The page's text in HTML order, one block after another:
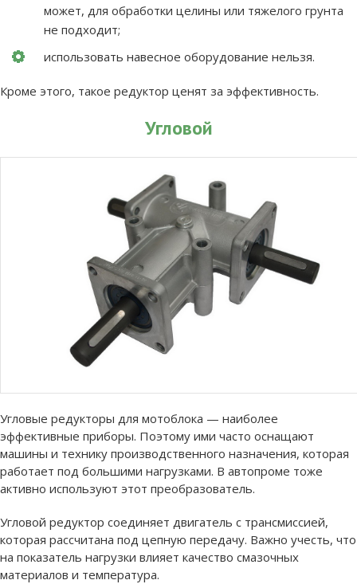
может, для обработки целины или тяжелого грунта
не подходит;
использовать навесное оборудование нельзя.
Кроме этого, такое редуктор ценят за эффективность.
Угловой
Угловые редукторы для мотоблока — наиболее
эффективные приборы. Поэтому ими часто оснащают
машины и технику производственного назначения, которая
работает под большими нагрузками. В автопроме тоже
активно используют этот преобразователь.
Угловой редуктор соединяет двигатель с трансмиссией,
которая рассчитана под цепную передачу. Важно учесть, что
на показатель нагрузки влияет качество смазочных
материалов и температура.